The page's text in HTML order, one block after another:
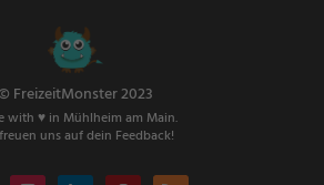
FreizeitMonster 2023
with ♥ in Mühlheim am Main.
uns auf dein Feedback!